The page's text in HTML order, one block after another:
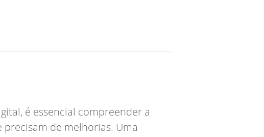
é essencial compreender a
de melhorias. Uma